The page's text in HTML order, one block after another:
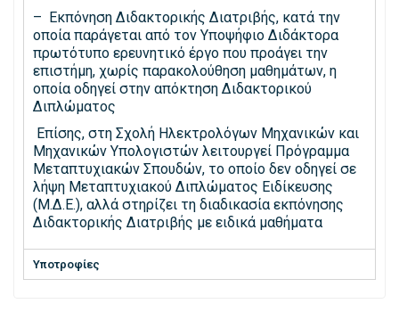
– Εκπόνηση Διδακτορικής Διατριβής, κατά την
οποία παράγεται από τον Υποψήφιο Διδάκτορα
πρωτότυπο ερευνητικό έργο που προάγει την
επιστήμη, χωρίς παρακολούθηση μαθημάτων, η
οποία οδηγεί στην απόκτηση Διδακτορικού
Διπλώματος
Επίσης, στη Σχολή Ηλεκτρολόγων Μηχανικών και
Μηχανικών Υπολογιστών λειτουργεί Πρόγραμμα
Μεταπτυχιακών Σπουδών, το οποίο δεν οδηγεί σε
λήψη Μεταπτυχιακού Διπλώματος Ειδίκευσης
(Μ.Δ.Ε.), αλλά στηρίζει τη διαδικασία εκπόνησης
Διδακτορικής Διατριβής με ειδικά μαθήματα
Υποτροφίες